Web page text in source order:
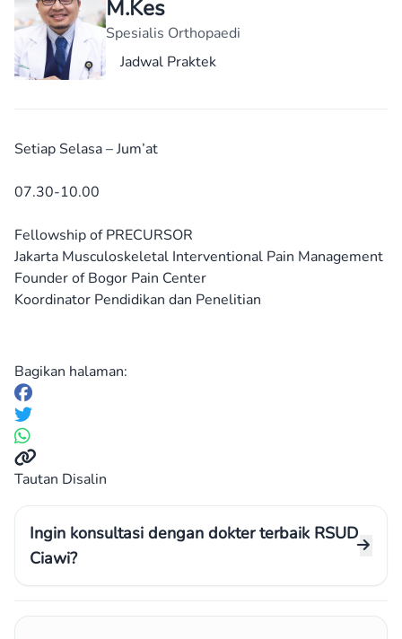
M.Kes
Spesialis Orthopaedi
Jadwal Praktek
Setiap Selasa – Jum’at
07.30-10.00
Fellowship of PRECURSOR
Jakarta Musculoskeletal Interventional Pain Management
Founder of Bogor Pain Center
Koordinator Pendidikan dan Penelitian
Bagikan halaman:
Tautan Disalin
Ingin konsultasi dengan dokter terbaik RSUD
Ciawi?